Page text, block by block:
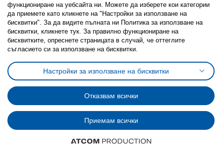
Политика за използване на бисквитки (Cookies)
Избор на настройки за използване на бисквитки
Условия за ползване на ikea.bgОбща политика за личните данни
Политика за защита на личните данни на ikea.bg
Общи условия на програма IKEA Family
Политика за защита на лични данни на програма IKEA Family
© Inter-IKEA Systems B.V. 1999 - 2025
функциониране на уебсайта ни. Можете да изберете кои категории
да приемете като кликнете на "Настройки за използване на
бисквитки". За да видите пълната ни Политика за използване на
бисквитки, кликнете тук. За правилно функциониране на
бисквитките, опреснете страницата в случай, че оттеглите
съгласието си за използване на бисквитки.
Настройки за използване на бисквитки
Отказвам всички
Приемам всички